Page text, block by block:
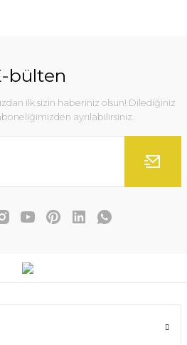
bülten
ilk sizin haberiniz olsun! Dilediğiniz
ayrılabilirsiniz.